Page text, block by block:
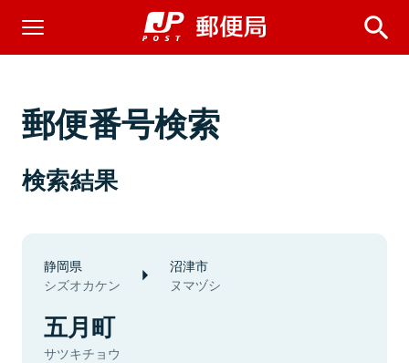
郵便番号検索
検索結果
静岡県
シズオカケン
沼津市
ヌマヅシ
五月町
サツキチョウ